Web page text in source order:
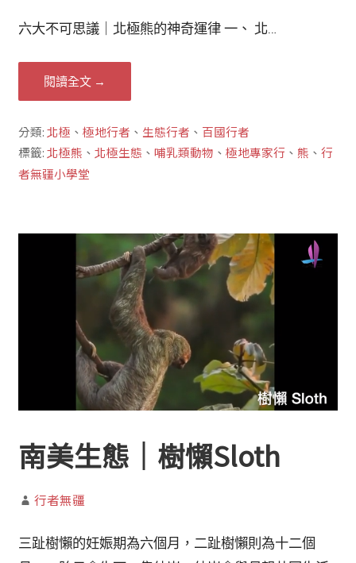
六大不可思議｜北極熊的神奇運律 一、 北…
閱讀全文 →
分類:北極 、極地行者 、 生態行者 、 百國行者
標籤:北極熊 、北極生態 、哺乳類動物 、極地專家行 、 熊 、行
者無疆小學堂
南美生態｜樹懶Sloth
行者無疆
三趾樹懶的妊娠期為六個月，二趾樹懶則為十二個